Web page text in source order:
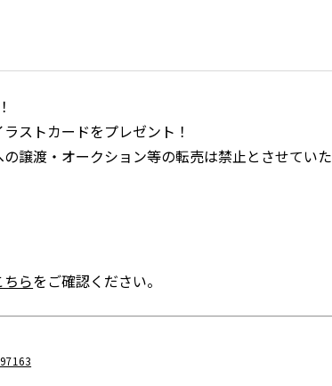
ストカードをプレゼント！
譲渡・オークション等の転売は禁止とさせていた
ちらをご確認ください。